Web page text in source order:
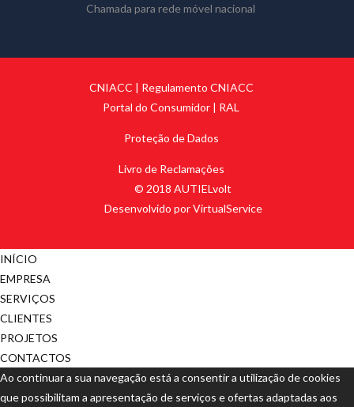
Chamada para rede móvel nacional
CNIACC | Regulamento CNIACC
Portal do Consumidor | RAL
Proteção de Dados
Livro de Reclamações
© 2018 AUTIELvolt
Desenvolvido por VirtualService
INÍCIO
EMPRESA
SERVIÇOS
CLIENTES
PROJETOS
CONTACTOS
Ao continuar a sua navegação está a consentir a utilização de cookies
que possibilitam a apresentação de serviços e ofertas adaptadas aos